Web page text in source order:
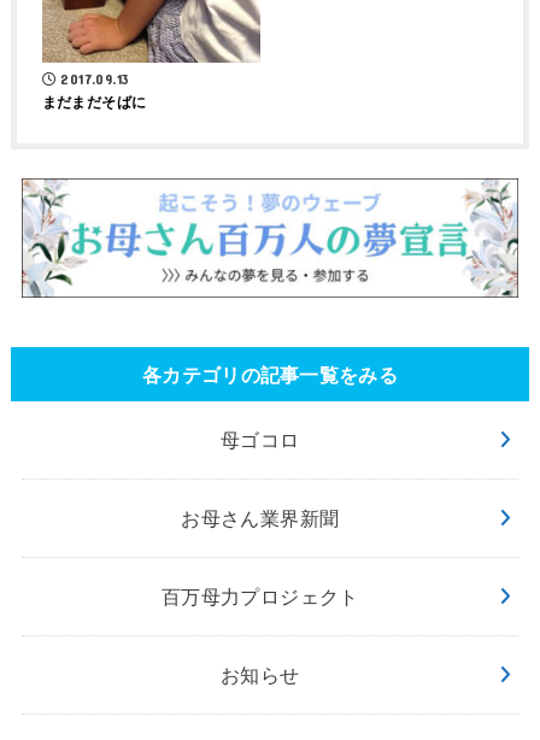
2017.09.13
まだまだそばに
各カテゴリの記事一覧をみる
母ゴコロ
お母さん業界新聞
百万母力プロジェクト
お知らせ